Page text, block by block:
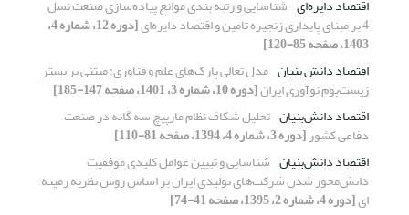
اقتصاد دایره‌ای شناسایی و رتبه بندی موانع پیاده‌سازی صنعت نسل
4 بر مبنای پایداری زنجیره تامین و اقتصاد دایره‌ای [دوره 12، شماره 4،
1403، صفحه 85-120]
اقتصاد دانش بنیان مدل تعالی پارک‌های علم و فناوری: مبتنی بر بستر
زیست‌بوم نوآوری ایران[دوره 10، شماره 3، 1401، صفحه 147-185]
اقتصاد دانش‌بنیان تحلیل شکاف نظام مارپیچ سه گانه در صنعت
دفاعی کشور[دوره 3، شماره 4، 1394، صفحه 81-110]
اقتصاد دانش‌بنیان شناسایی و تبیین عوامل کلیدی موفقیت
دانش‌محور شدن شرکت‌های تولیدی ایران بر اساس روش نظریه زمینه
ای[دوره 4، شماره 2، 1395، صفحه 41-74]